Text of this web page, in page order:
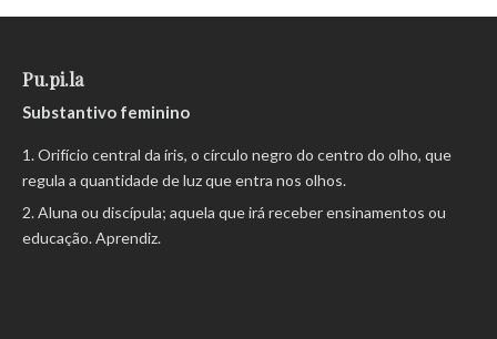
Pu.pi.la
Substantivo feminino
Orifício central da íris, o círculo negro do centro do olho, que
regula a quantidade de luz que entra nos olhos.
Aluna ou discípula; aquela que irá receber ensinamentos ou
educação. Aprendiz.